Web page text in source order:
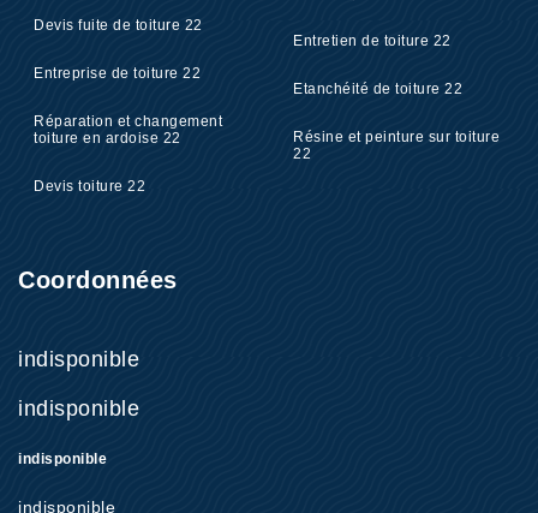
Devis fuite de toiture 22
Entreprise de toiture 22
Réparation et changement
toiture en ardoise 22
Devis toiture 22
Entretien de toiture 22
Etanchéité de toiture 22
Résine et peinture sur toiture
22
Coordonnées
indisponible
indisponible
indisponible
indisponible